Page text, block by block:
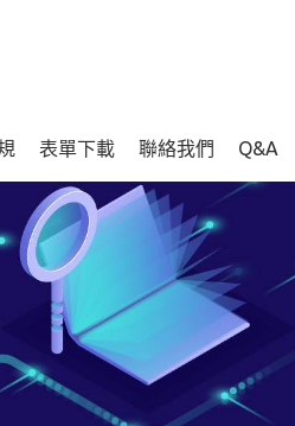
表單下載 聯絡我們 Q&A